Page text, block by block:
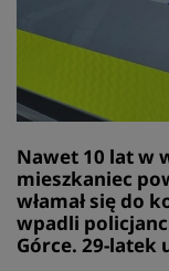
Nawet 10 lat w
mieszkaniec
włamał się do
wpadli
Górce. 29-latek